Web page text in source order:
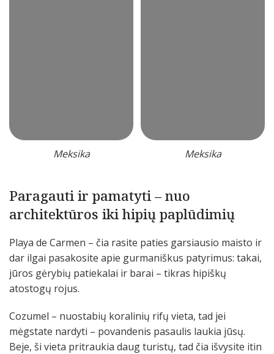
Meksika Meksika
Paragauti ir pamatyti – nuo
architektūros iki hipių paplūdimių
Playa de Carmen – čia rasite paties garsiausio maisto ir
dar ilgai pasakosite apie gurmaniškus patyrimus: takai,
jūros gėrybių patiekalai ir barai – tikras hipiškų
atostogų rojus.
Cozumel – nuostabių koralinių rifų vieta, tad jei
mėgstate nardyti – povandenis pasaulis laukia jūsų.
Beje, ši vieta pritraukia daug turistų, tad čia išvysite itin